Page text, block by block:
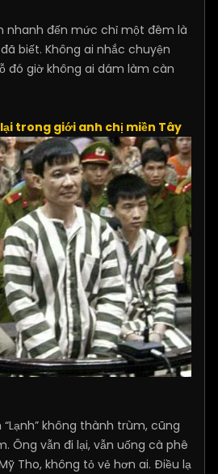
nhanh đến mức chỉ một đêm là
biết. Không ai nhắc chuyện
đó giờ không ai dám làm càn
trong giới anh chị miền Tây
không thành trùm, cũng
Ông vẫn đi lại, vẫn uống cà phê
Tho, không tỏ vẻ hơn ai. Điều lạ